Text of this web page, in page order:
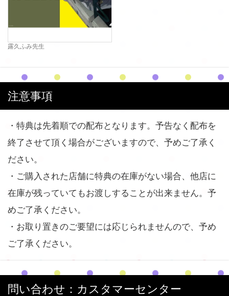
露久ふみ先生
注意事項
・特典は先着順での配布となります。予告なく配布を
終了させて頂く場合がございますので、予めご了承く
ださい。
・ご購入された店舗に特典の在庫がない場合、他店に
在庫が残っていてもお渡しすることが出来ません。予
めご了承ください。
・お取り置きのご要望には応じられませんので、予め
ご了承ください。
問い合わせ：カスタマーセンター